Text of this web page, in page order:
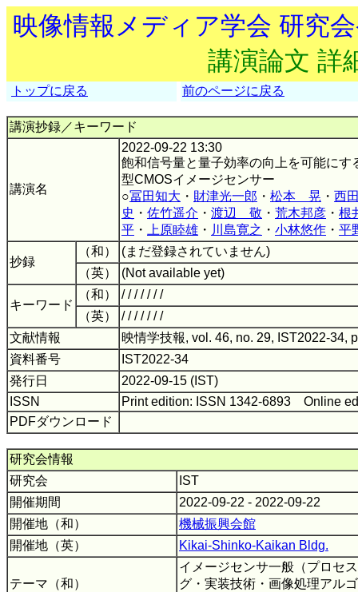
映像情報メディア学会 研究
講演論文 詳
トップに戻る 前のページに戻る
講演抄録／キーワード
講演名
2022-09-22 13:30
飽和信号量と量子効率の向上を可能にす
型CMOSイメージセンサー
○冨田知大 ・ 財津光一郎 ・ 松本 晃 ・ 西
史 ・ 佐竹遥介 ・ 渡辺 敬 ・ 荒木邦彦 ・ 根
平 ・ 上原睦雄 ・ 川島寛之 ・ 小林悠作 ・ 平
抄録
（和）
(まだ登録されていません)
（英）
(Not available yet)
キーワード
（和）
/ / / / / / /
（英）
/ / / / / / /
文献情報
映情学技報, vol. 46, no. 29, IST2022-34,
資料番号
IST2022-34
発行日
2022-09-15 (IST)
ISSN
Print edition: ISSN 1342-6893 Online
PDFダウンロード
研究会情報
研究会
IST
開催期間
2022-09-22 - 2022-09-22
開催地（和）
機械振興会館
開催地（英）
Kikai-Shinko-Kaikan Bldg.
テーマ（和）
イメージセンサ一般（プロセ
グ・実装技術・画像処理アル